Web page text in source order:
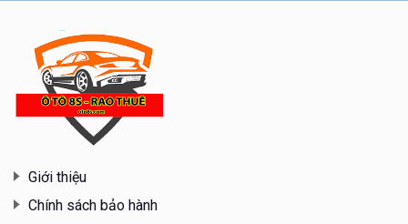
Giới thiệu
Chính sách bảo hành